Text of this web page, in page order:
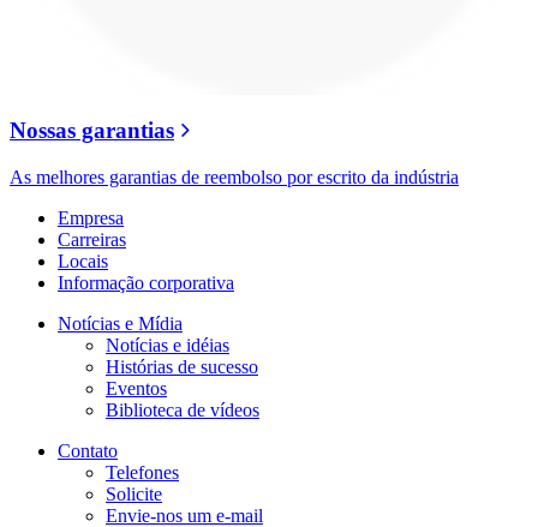
Nossas garantias
As melhores garantias de reembolso por escrito da indústria
Empresa
Carreiras
Locais
Informação corporativa
Notícias e Mídia
Notícias e idéias
Histórias de sucesso
Eventos
Biblioteca de vídeos
Contato
Telefones
Solicite
Envie-nos um e-mail